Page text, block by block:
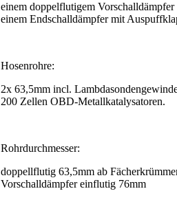
einem doppelflutigem Vorschalldämpfer
einem Endschalldämpfer mit
Hosenrohre:
2x 63,5mm incl.
200 Zellen OBD-Metallkatalysatoren.
Rohrdurchmesser:
doppellflutig 63,5mm ab
Vorschalldämpfer einflutig 76mm